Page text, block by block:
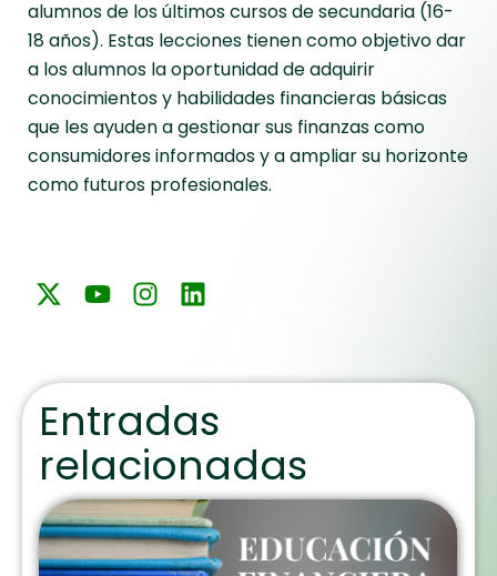
alumnos de los últimos cursos de secundaria (16-
18 años). Estas lecciones tienen como objetivo dar
a los alumnos la oportunidad de adquirir
conocimientos y habilidades financieras básicas
que les ayuden a gestionar sus finanzas como
consumidores informados y a ampliar su horizonte
como futuros profesionales.
Entradas
relacionadas